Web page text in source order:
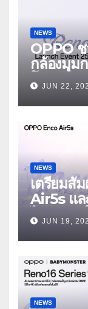
NEWS
OPPO
กล้องมุม
โฟนเพื่อ
งาน
Launch
JUN 22,
NEWS
เตรียมสั
Air5s แ
ไร้สายรุ่น
ตัดเสียงร
ใส่
JUN 19,
NEWS